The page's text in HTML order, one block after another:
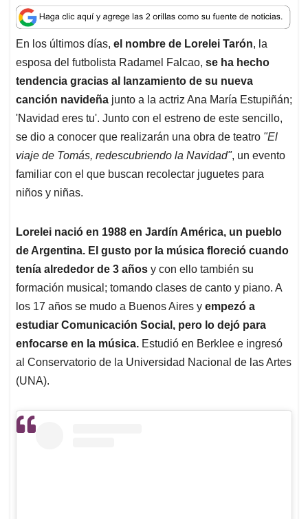
a
t
s
A
p
p
c
e
b
o
o
k
n
k
e
d
I
n
a
i
l
r
e
a
d
s
En los últimos días, el nombre de Lorelei Tarón, la
esposa del futbolista Radamel Falcao, se ha hecho
tendencia gracias al lanzamiento de su nueva
canción navideña junto a la actriz Ana María Estupiñán;
'Navidad eres tu'. Junto con el estreno de este sencillo,
se dio a conocer que realizarán una obra de teatro "El
viaje de Tomás, redescubriendo la Navidad", un evento
familiar con el que buscan recolectar juguetes para
niños y niñas.
Lorelei nació en 1988 en Jardín América, un pueblo
de Argentina. El gusto por la música floreció cuando
tenía alrededor de 3 años y con ello también su
formación musical; tomando clases de canto y piano. A
los 17 años se mudo a Buenos Aires y empezó a
estudiar Comunicación Social, pero lo dejó para
enfocarse en la música. Estudió en Berklee e ingresó
al Conservatorio de la Universidad Nacional de las Artes
(UNA).